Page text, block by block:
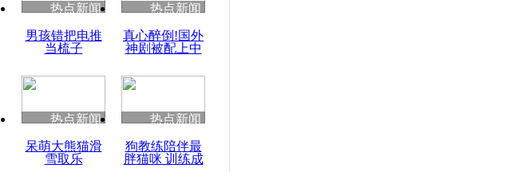
度苗族花山节
魂
热点新闻
男孩错把电推
当梳子
热点新闻
真心醉倒!国外
神剧被配上中
热点新闻
呆萌大熊猫滑
雪取乐
热点新闻
狗教练陪伴最
胖猫咪 训练成